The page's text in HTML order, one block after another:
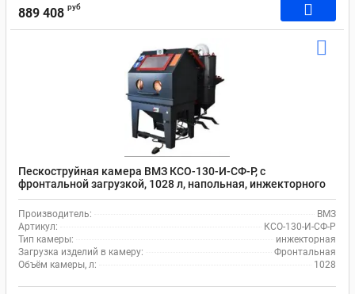
889 408 руб
Пескоструйная камера ВМЗ КСО-130-И-СФ-Р, с
фронтальной загрузкой, 1028 л, напольная, инжекторного
типа
Производитель:
ВМЗ
Артикул:
КСО-130-И-СФ-Р
Тип камеры:
инжекторная
Загрузка изделий в камеру:
Фронтальная
Объём камеры, л:
1028